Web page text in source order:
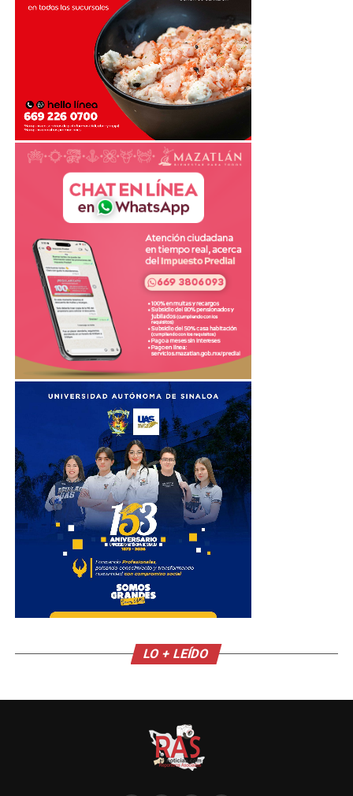
LO + LEÍDO